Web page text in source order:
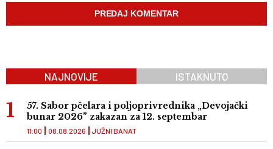
NAJNOVIJE ISTAKNUTO
57. Sabor pčelara i poljoprivrednika „Devojački
bunar 2026” zakazan za 12. septembar
JUŽNI BANAT
11:00 08.08.2026